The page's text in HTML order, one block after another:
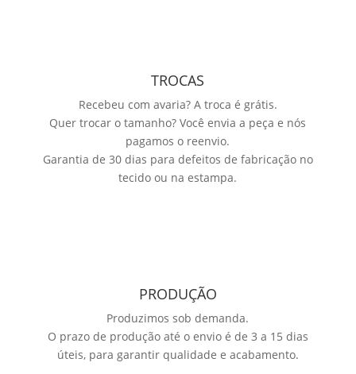
TROCAS
Recebeu com avaria? A troca é grátis.
Quer trocar o tamanho? Você envia a peça e nós
pagamos o reenvio.
Garantia de 30 dias para defeitos de fabricação no
tecido ou na estampa.
PRODUÇÃO
Produzimos sob demanda.
O prazo de produção até o envio é de 3 a 15 dias
úteis, para garantir qualidade e acabamento.